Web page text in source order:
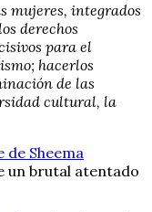
mujeres, integrados
derechos
para el
hacerlos
de las
cultural, la
de Sheema
un brutal atentado